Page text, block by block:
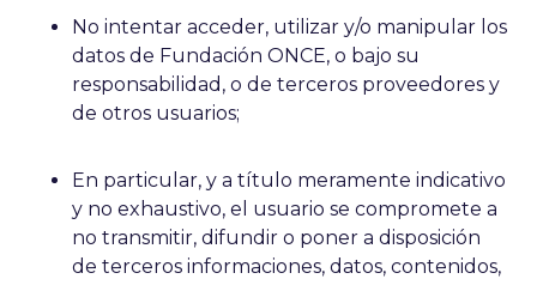
No intentar acceder, utilizar y/o manipular los
datos de Fundación ONCE, o bajo su
responsabilidad, o de terceros proveedores y
de otros usuarios;
En particular, y a título meramente indicativo
y no exhaustivo, el usuario se compromete a
no transmitir, difundir o poner a disposición
de terceros informaciones, datos, contenidos,